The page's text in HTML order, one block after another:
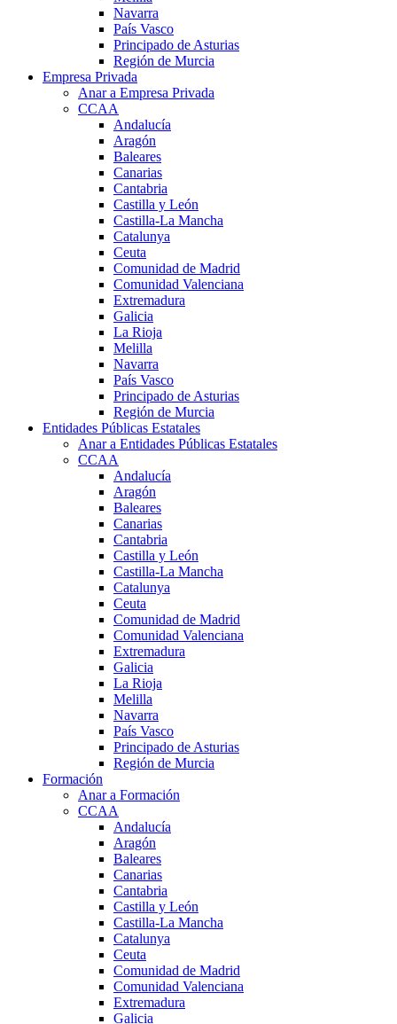
Navarra
País Vasco
Principado de Asturias
Región de Murcia
Empresa Privada
Anar a Empresa Privada
CCAA
Andalucía
Aragón
Baleares
Canarias
Cantabria
Castilla y León
Castilla-La Mancha
Catalunya
Ceuta
Comunidad de Madrid
Comunidad Valenciana
Extremadura
Galicia
La Rioja
Melilla
Navarra
País Vasco
Principado de Asturias
Región de Murcia
Entidades Públicas Estatales
Anar a Entidades Públicas Estatales
CCAA
Andalucía
Aragón
Baleares
Canarias
Cantabria
Castilla y León
Castilla-La Mancha
Catalunya
Ceuta
Comunidad de Madrid
Comunidad Valenciana
Extremadura
Galicia
La Rioja
Melilla
Navarra
País Vasco
Principado de Asturias
Región de Murcia
Formación
Anar a Formación
CCAA
Andalucía
Aragón
Baleares
Canarias
Cantabria
Castilla y León
Castilla-La Mancha
Catalunya
Ceuta
Comunidad de Madrid
Comunidad Valenciana
Extremadura
Galicia